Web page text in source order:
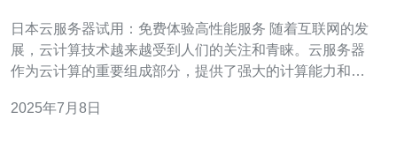
日本云服务器试用：免费体验高性能服务 随着互联网的发
展，云计算技术越来越受到人们的关注和青睐。云服务器
作为云计算的重要组成部分，提供了强大的计算能力和稳
洲地区的重要云计算中心之一，其云服务器服务备受好
2025年7月8日